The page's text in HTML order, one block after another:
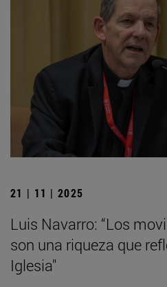
21 | 11 | 2025
Luis Navarro: “Los
son una riqueza que
Iglesia"